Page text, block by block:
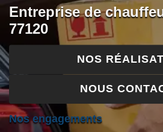
Entreprise de
77120
NOS
NOUS
Nos engagements